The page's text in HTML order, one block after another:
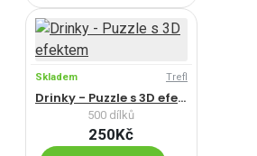
Skladem Trefl
Drinky - Puzzle s 3D efektem
500 dílků
250Kč